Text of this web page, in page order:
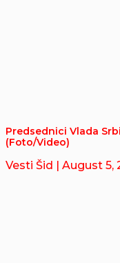
Predsednici Vlada
(Foto/Video)
Vesti Šid | August 5,